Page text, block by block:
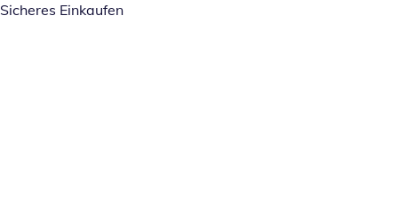
Sicheres Einkaufen